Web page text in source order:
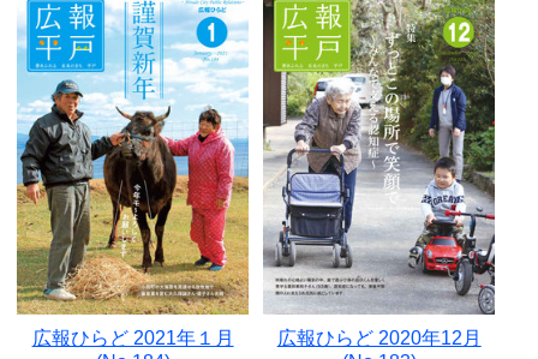
広報ひらど 2021年１月
広報ひらど 2020年12月